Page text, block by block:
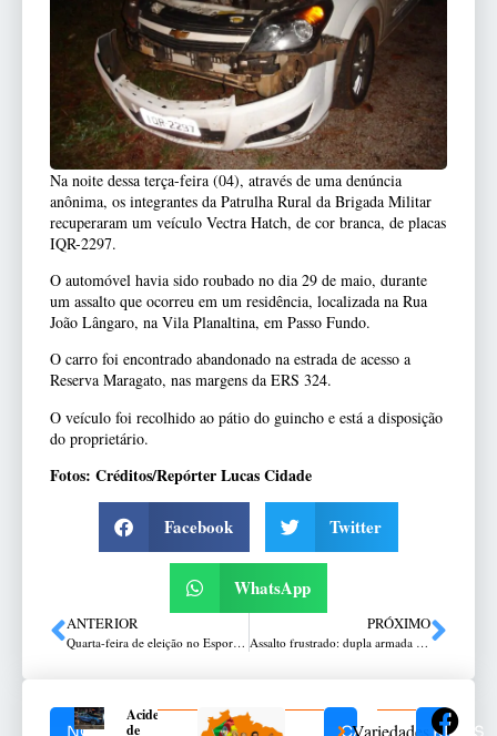
Na noite dessa terça-feira (04), através de uma denúncia
anônima, os integrantes da Patrulha Rural da Brigada Militar
recuperaram um veículo Vectra Hatch, de cor branca, de placas
IQR-2297.
O automóvel havia sido roubado no dia 29 de maio, durante
um assalto que ocorreu em um residência, localizada na Rua
João Lângaro, na Vila Planaltina, em Passo Fundo.
O carro foi encontrado abandonado na estrada de acesso a
Reserva Maragato, nas margens da ERS 324.
O veículo foi recolhido ao pátio do guincho e está a disposição
do proprietário.
Fotos: Créditos/Repórter Lucas Cidade
Facebook Twitter
WhatsApp
ANTERIOR
Quarta-feira de eleição no Esporte Clube Passo Fundo
PRÓXIMO
Assalto frustrado: dupla armada que atacava mulheres no centro colide em poste durante a fuga em Passo Fundo
NOTÍCIAS
Acidente
de
CATEGORIAS
Variedades REDES